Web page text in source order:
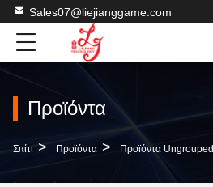
Sales07@liejianggame.com
Προϊόντα
Σπίτι > Προϊόντα > Προϊόντα Ungrouped